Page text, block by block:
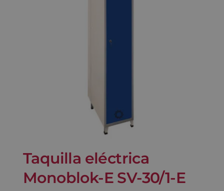
Taquilla eléctrica
Monoblok-E SV-30/1-E